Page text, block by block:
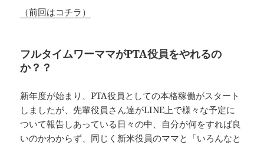
（前回はコチラ）
フルタイムワーママがPTA役員をやれるの
か？ ？
新年度が始まり、PTA役員としての本格稼働がスタート
しましたが、先輩役員さん達がLINE上で様々な予定に
ついて報告しあっている日々の中、自分が何をすれば良
いのかわからず、同じく新米役員のママと「いろんなと